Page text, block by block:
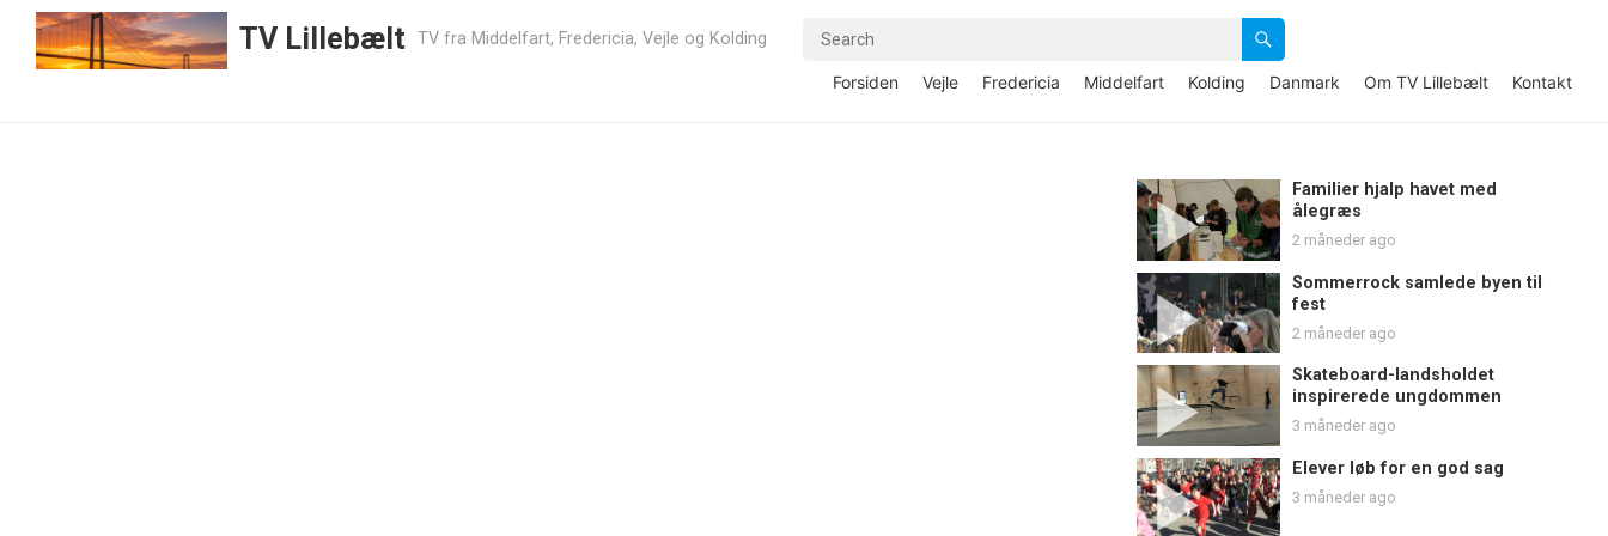
TV Lillebælt TV fra Middelfart, Fredericia, Vejle og Kolding
Forsiden Vejle Fredericia Middelfart Kolding Danmark Om TV Lillebælt Kontakt
Familier hjalp havet med
ålegræs
2 måneder ago
Sommerrock samlede byen til
fest
2 måneder ago
Skateboard-landsholdet
inspirerede ungdommen
3 måneder ago
Elever løb for en god sag
3 måneder ago